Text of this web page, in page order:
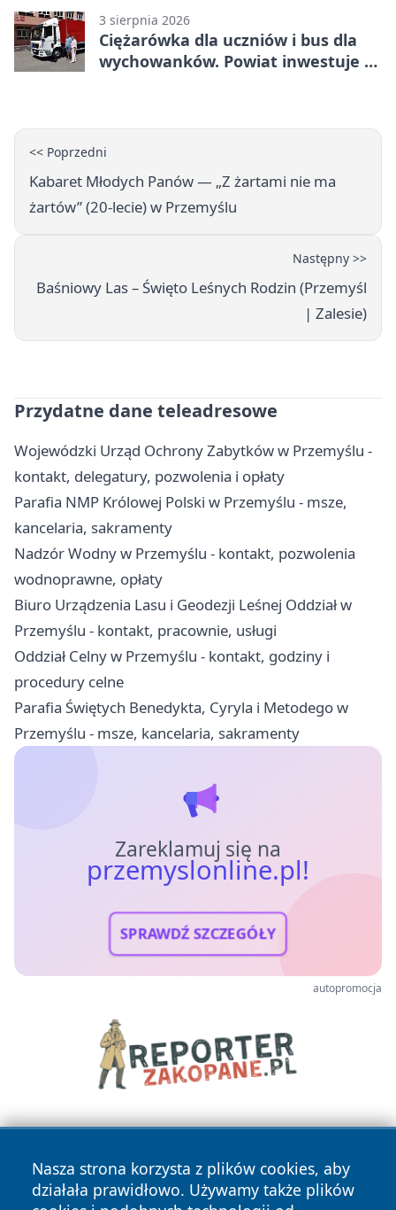
3 sierpnia 2026
Ciężarówka dla uczniów i bus dla
wychowanków. Powiat inwestuje w
<< Poprzedni
Kabaret Młodych Panów — „Z żartami nie ma
żartów” (20-lecie) w Przemyślu
Następny >>
Baśniowy Las – Święto Leśnych Rodzin (Przemyśl
| Zalesie)
Przydatne dane teleadresowe
Wojewódzki Urząd Ochrony Zabytków w Przemyślu -
kontakt, delegatury, pozwolenia i opłaty
Parafia NMP Królowej Polski w Przemyślu - msze,
kancelaria, sakramenty
Nadzór Wodny w Przemyślu - kontakt, pozwolenia
wodnoprawne, opłaty
Biuro Urządzenia Lasu i Geodezji Leśnej Oddział w
Przemyślu - kontakt, pracownie, usługi
Oddział Celny w Przemyślu - kontakt, godziny i
procedury celne
Parafia Świętych Benedykta, Cyryla i Metodego w
Przemyślu - msze, kancelaria, sakramenty
Zareklamuj się na
przemyslonline.pl!
SPRAWDŹ SZCZEGÓŁY
autopromocja
Nasza strona korzysta z plików cookies, aby
działała prawidłowo. Używamy także plików